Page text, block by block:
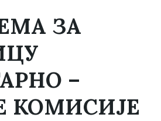
ЗА
–
КОМИСИЈЕ